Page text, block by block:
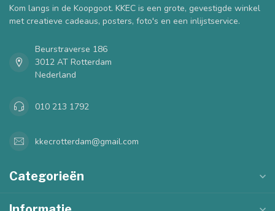
Kom langs in de Koopgoot. KKEC is een grote, gevestigde winkel
met creatieve cadeaus, posters, foto's en een inlijstservice.
Beurstraverse 186
3012 AT Rotterdam
Nederland
010 213 1792
kkecrotterdam@gmail.com
Categorieën